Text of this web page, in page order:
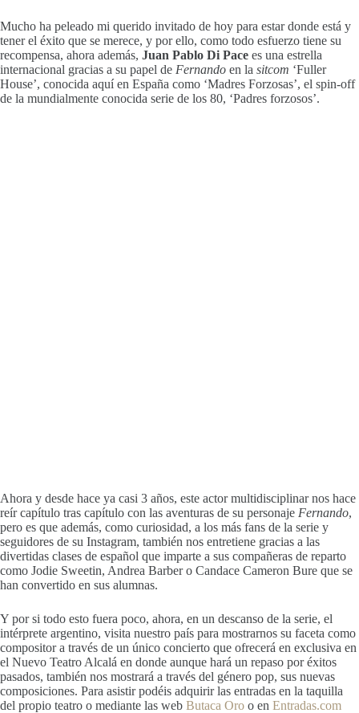
Mucho ha peleado mi querido invitado de hoy para estar donde está y
tener el éxito que se merece, y por ello, como todo esfuerzo tiene su
recompensa, ahora además, Juan Pablo Di Pace es una estrella
internacional gracias a su papel de Fernando en la sitcom ‘Fuller
House’, conocida aquí en España como ‘Madres Forzosas’, el spin-off
de la mundialmente conocida serie de los 80, ‘Padres forzosos’.
Ahora y desde hace ya casi 3 años, este actor multidisciplinar nos hace
reír capítulo tras capítulo con las aventuras de su personaje Fernando,
pero es que además, como curiosidad, a los más fans de la serie y
seguidores de su Instagram, también nos entretiene gracias a las
divertidas clases de español que imparte a sus compañeras de reparto
como Jodie Sweetin, Andrea Barber o Candace Cameron Bure que se
han convertido en sus alumnas.
Y por si todo esto fuera poco, ahora, en un descanso de la serie, el
intérprete argentino, visita nuestro país para mostrarnos su faceta como
compositor a través de un único concierto que ofrecerá en exclusiva en
el Nuevo Teatro Alcalá en donde aunque hará un repaso por éxitos
pasados, también nos mostrará a través del género pop, sus nuevas
composiciones. Para asistir podéis adquirir las entradas en la taquilla
del propio teatro o mediante las web Butaca Oro o en Entradas.com